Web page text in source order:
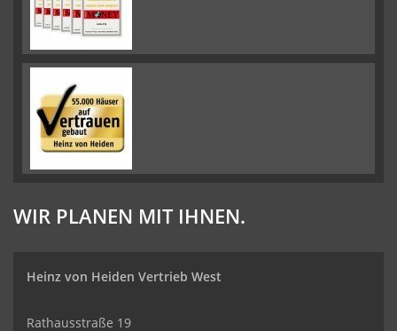
WIR PLANEN MIT IHNEN.
Heinz von Heiden Vertrieb West
Rathausstraße 19